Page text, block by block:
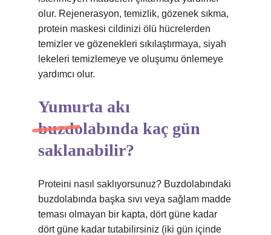
olur. Rejenerasyon, temizlik, gözenek sıkma,
protein maskesi cildinizi ölü hücrelerden
temizler ve gözenekleri sıkılaştırmaya, siyah
lekeleri temizlemeye ve oluşumu önlemeye
yardımcı olur.
Yumurta akı
buzdolabında kaç gün
saklanabilir?
Proteini nasıl saklıyorsunuz? Buzdolabındaki
buzdolabında başka sıvı veya sağlam madde
teması olmayan bir kapta, dört güne kadar
dört güne kadar tutabilirsiniz (iki gün içinde